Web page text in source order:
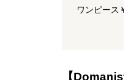
ワンピース
【